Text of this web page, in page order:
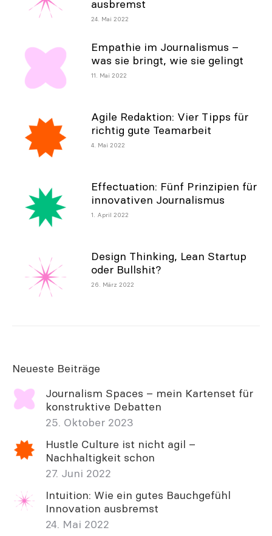
ausbremst
24. Mai 2022
Empathie im Journalismus –
was sie bringt, wie sie gelingt
11. Mai 2022
Agile Redaktion: Vier Tipps für
richtig gute Teamarbeit
4. Mai 2022
Effectuation: Fünf Prinzipien für
innovativen Journalismus
1. April 2022
Design Thinking, Lean Startup
oder Bullshit?
26. März 2022
Neueste Beiträge
Journalism Spaces – mein Kartenset für
konstruktive Debatten
25. Oktober 2023
Hustle Culture ist nicht agil –
Nachhaltigkeit schon
27. Juni 2022
Intuition: Wie ein gutes Bauchgefühl
Innovation ausbremst
24. Mai 2022